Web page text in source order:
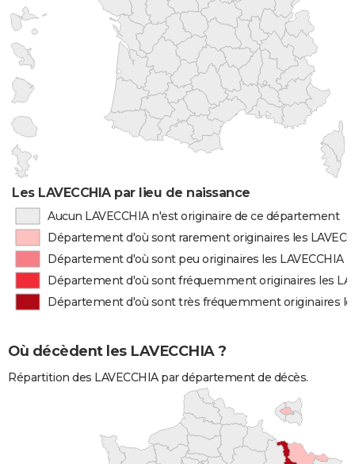
Les LAVECCHIA par lieu de naissance
Aucun LAVECCHIA n'est originaire de ce département
Département d'où sont rarement originaires les
Département d'où sont peu originaires les LAVECCHIA
Département d'où sont fréquemment originaires les
Département d'où sont très fréquemment originaires
Où décèdent les LAVECCHIA ?
Répartition des LAVECCHIA par département de décès.